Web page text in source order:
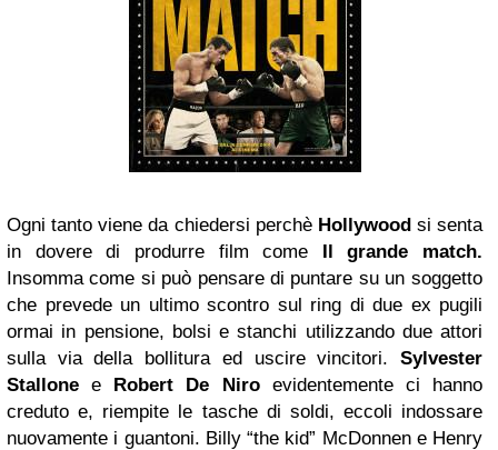
Ogni tanto viene da chiedersi perchè Hollywoodsi senta
in dovere di produrre film come Il grande match.
Insomma come si può pensare di puntare su un soggetto
che prevede un ultimo scontro sul ring di due ex pugili
ormai in pensione, bolsi e stanchi utilizzando due attori
sulla via della bollitura ed uscire vincitori. Sylvester
Stallone e Robert De Niroevidentemente ci hanno
creduto e, riempite le tasche di soldi, eccoli indossare
nuovamente i guantoni. Billy “the kid” McDonnen e Henry